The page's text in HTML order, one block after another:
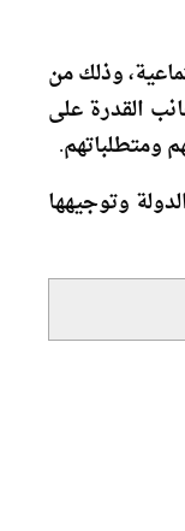
وذلك من
القدرة على
ومتطلباتهم.
وتوجيهها